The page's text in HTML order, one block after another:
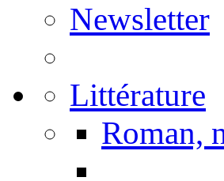
Newsletter
Littérature
Roman,